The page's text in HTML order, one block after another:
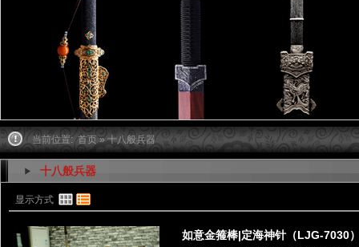
当前位置: 首页» 十八般兵器
十八般兵器
显示方式
如意金箍棒|定海神针（LJG-7030